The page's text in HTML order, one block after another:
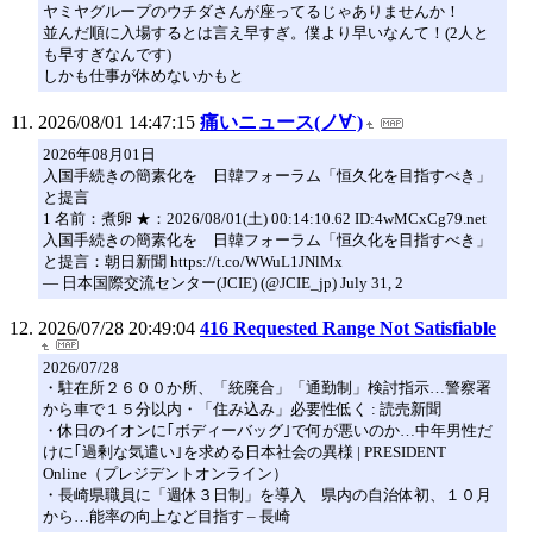
ヤミヤグループのウチダさんが座ってるじゃありませんか！
並んだ順に入場するとは言え早すぎ。僕より早いなんて！(2人と
も早すぎなんです)
しかも仕事が休めないかもと
2026/08/01 14:47:15 痛いニュース(ノ∀`)
2026年08月01日
入国手続きの簡素化を 日韓フォーラム「恒久化を目指すべき」
と提言
1 名前：煮卵 ★：2026/08/01(土) 00:14:10.62 ID:4wMCxCg79.net
入国手続きの簡素化を 日韓フォーラム「恒久化を目指すべき」
と提言：朝日新聞 https://t.co/WWuL1JNlMx
— 日本国際交流センター(JCIE) (@JCIE_jp) July 31, 2
2026/07/28 20:49:04 416 Requested Range Not Satisfiable
2026/07/28
・駐在所２６００か所、「統廃合」「通勤制」検討指示…警察署
から車で１５分以内・「住み込み」必要性低く : 読売新聞
・休日のイオンに｢ボディーバッグ｣で何が悪いのか…中年男性だ
けに｢過剰な気遣い｣を求める日本社会の異様 | PRESIDENT
Online（プレジデントオンライン）
・長崎県職員に「週休３日制」を導入 県内の自治体初、１０月
から…能率の向上など目指す – 長崎